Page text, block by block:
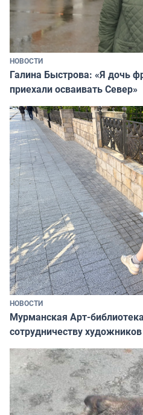
НОВОСТИ
Галина Быстрова: «Я дочь
приехали осваивать Север»
НОВОСТИ
Мурманская Арт-
сотрудничеству